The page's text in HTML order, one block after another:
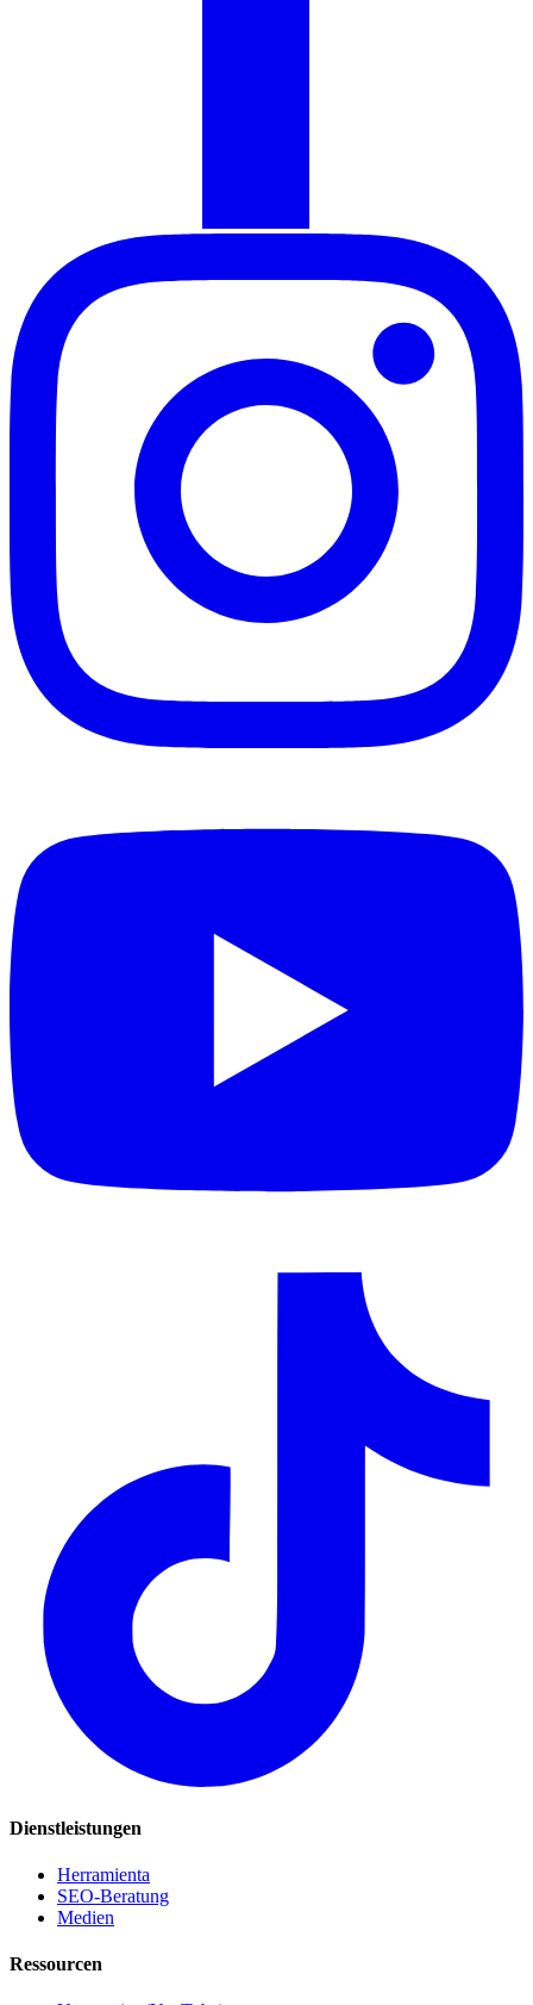
Dienstleistungen
Herramienta
SEO-Beratung
Medien
Ressourcen